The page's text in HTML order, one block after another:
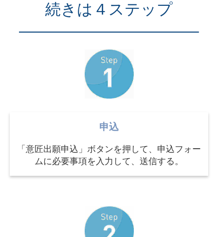
続きは４ステップ
———————————–
申込
「意匠出願申込」ボタンを押して、申込フォー
ムに必要事項を入力して、送信する。